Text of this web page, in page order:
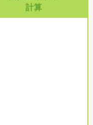
計算